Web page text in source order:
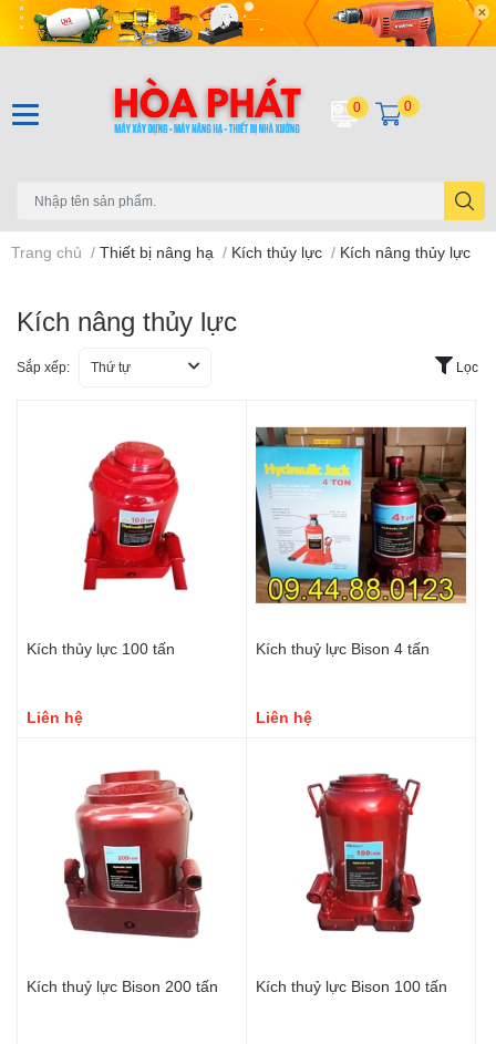
0 0
Trang chủ / Thiết bị nâng hạ / Kích thủy lực / Kích nâng thủy lực
Kích nâng thủy lực
Sắp xếp: Thứ tự Lọc
Kích thủy lực 100 tấn
Liên hệ
Kích thuỷ lực Bison 4 tấn
Liên hệ
Kích thuỷ lực Bison 200 tấn Kích thuỷ lực Bison 100 tấn